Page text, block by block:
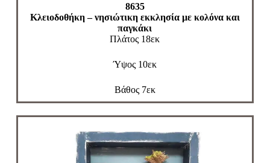
8635
Κλειοδοθήκη – νησιώτικη εκκλησία με κολόνα και
παγκάκι
Πλάτος 18εκ
Ύψος 10εκ
Βάθος 7εκ